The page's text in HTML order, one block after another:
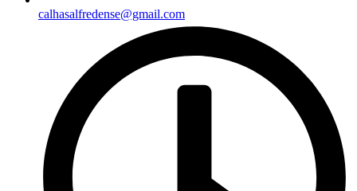
calhasalfredense@gmail.com